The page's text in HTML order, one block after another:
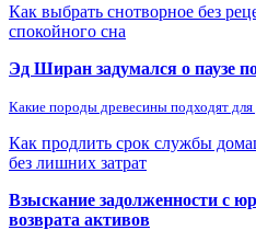
Как выбрать снотворное без
спокойного сна
Эд Ширан задумался о паузе
Какие породы древесины подходят
Как продлить срок службы
без лишних затрат
Взыскание задолженности с
возврата активов